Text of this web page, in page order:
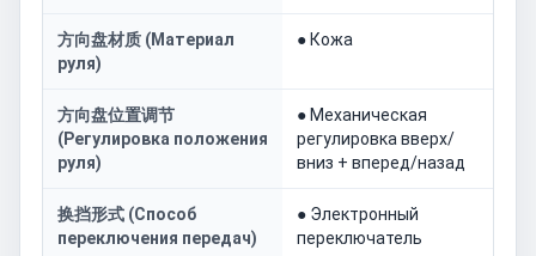
方向盘材质 (Материал
руля)
● Кожа
方向盘位置调节
(Регулировка положения
руля)
● Механическая
регулировка вверх/
вниз + вперед/назад
换挡形式 (Способ
переключения передач)
● Электронный
переключатель